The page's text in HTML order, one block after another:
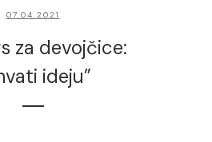
07.04.2021
za devojčice:
ideju”